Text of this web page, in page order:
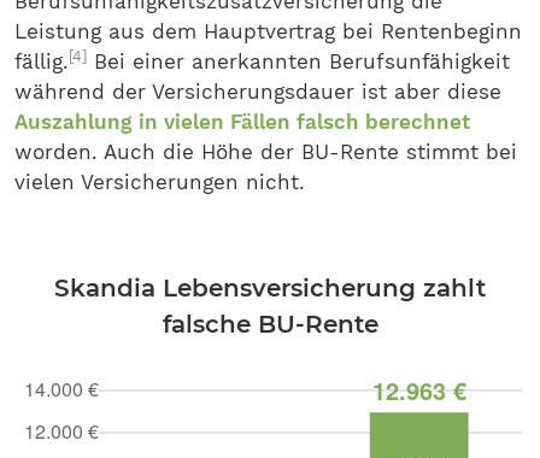
Leistung aus dem Hauptvertrag bei Rentenbeginn
fällig.[4] Bei einer anerkannten Berufsunfähigkeit
während der Versicherungsdauer ist aber diese
Auszahlung in vielen Fällen falsch berechnet
worden. Auch die Höhe der BU-Rente stimmt bei
vielen Versicherungen nicht.
Skandia Lebensversicherung zahlt
falsche BU-Rente